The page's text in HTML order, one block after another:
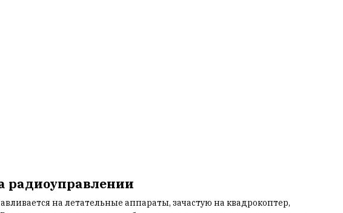
радиоуправлении
на летательные аппараты, зачастую на квадрокоптер,